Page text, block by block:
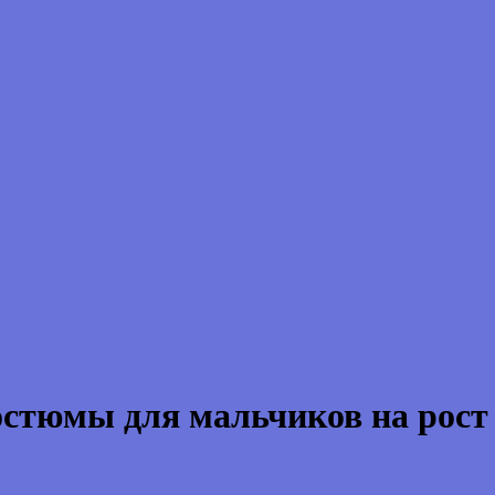
для мальчиков на рост